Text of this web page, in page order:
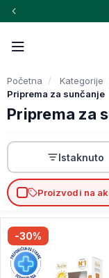
Početna Kategorije
Priprema za sunčanje
Priprema za
Istaknuto
Proizvodi na
-30%